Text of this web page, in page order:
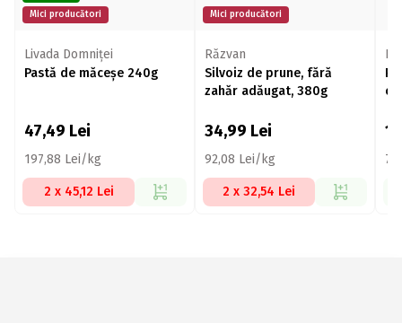
Mici producători
Livada Domniței
Pastă de măceșe 240g
47,49 Lei
197,88 Lei/kg
2 x 45,12 Lei
Mici producători
Răzvan
Silvoiz de prune, fără
zahăr adăugat, 380g
34,99 Lei
92,08 Lei/kg
2 x 32,54 Lei